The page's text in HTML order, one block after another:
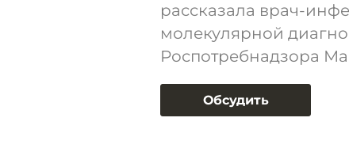
рассказала врач-
молекулярной
Роспотребнадзора
Обсудить